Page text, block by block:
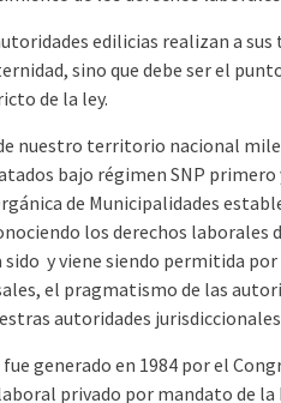
edilicias realizan a
sino que debe ser el
de la ley.
nuestro territorio nacional
bajo régimen SNP primero
de Municipalidades
los derechos laborales
y viene siendo permitida
el pragmatismo de las
autoridades
generado en 1984 por el
privado por mandato de la